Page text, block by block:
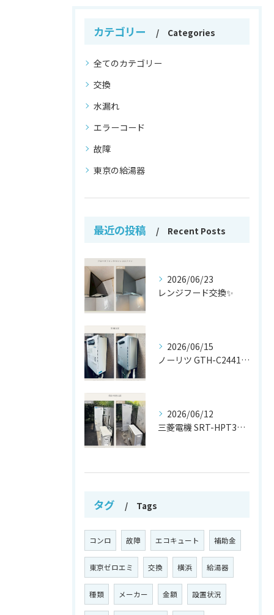
カテゴリー Categories
全てのカテゴリー
交換
水漏れ
エラーコード
故障
東京の給湯器
最近の投稿 Recent Posts
2026/06/23
レンジフード交換✨
2026/06/15
ノーリツ GTH-C2441AWX から
2026/06/12
三菱電機 SRT-HPT37W7 から
タグ Tags
コンロ 故障 エコキュート 補助金
東京ゼロエミ 交換 横浜 給湯器
種類 メーカー 金額 設置状況